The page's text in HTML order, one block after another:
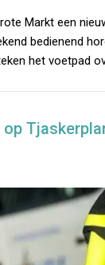
Markt een
bedienend
het voetpad